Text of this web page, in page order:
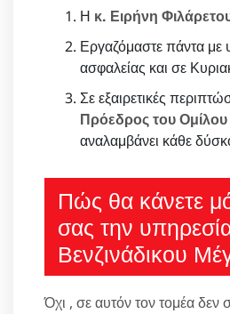
Η κ. Ειρήνη
Εργαζόμαστε πάντα με
ασφαλείας και σε
Σε εξαιρετικές
Πρόεδρος του Ομίλου
αναλαμβάνει κάθε
Πώς θα κάνετε
σας την
Βενζινάδικου
Όχι , σε αυτόν τον τομέα δεν